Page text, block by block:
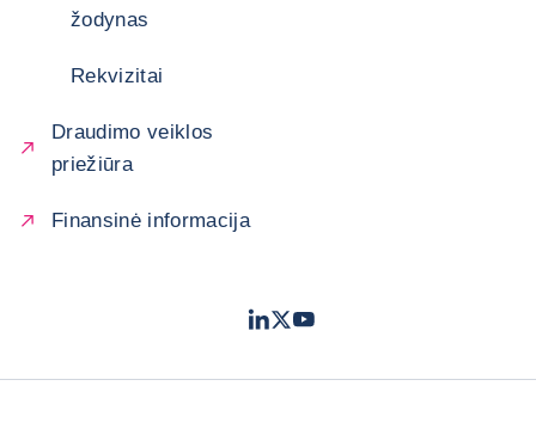
žodynas
Rekvizitai
Draudimo veiklos
priežiūra
Finansinė informacija
LinkedIn
TwitterYoutube